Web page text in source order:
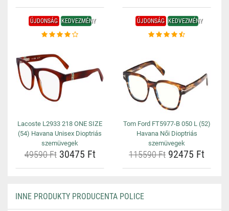
ÚJDONSÁG KEDVEZMÉNY
Lacoste L2933 218 ONE SIZE
(54) Havana Unisex Dioptriás
szemüvegek
49590 Ft30475 Ft
ÚJDONSÁG KEDVEZMÉNY
Tom Ford FT5977-B 050 L (52)
Havana Női Dioptriás
szemüvegek
115590 Ft 92475 Ft
INNE PRODUKTY PRODUCENTA POLICE